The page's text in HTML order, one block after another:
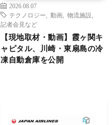
2026.08.07
テクノロジー
動画 物流施設
記者会見など
【現地取材・動画】霞ヶ関キ
ャピタル、川崎・東扇島の冷
凍自動倉庫を公開